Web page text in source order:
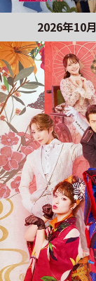
2026年10